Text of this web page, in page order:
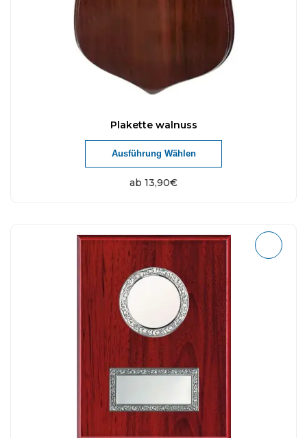
Plakette walnuss
ab 13,90€
Ausführung Wählen